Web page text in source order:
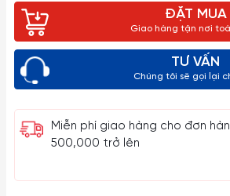
ĐẶT MUA
Giao hàng tận nơi
TƯ VẤN
Chúng tôi sẽ gọi lại
Miễn phí giao hàng cho đơn
500,000 trở lên